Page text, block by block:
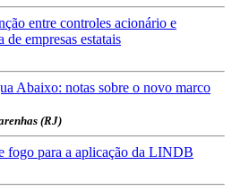
entre controles acionário e
empresas estatais
Abaixo: notas sobre o novo marco
(RJ)
fogo para a aplicação da LINDB